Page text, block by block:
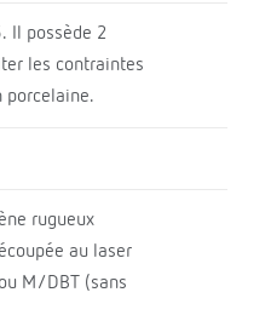
Il possède 2
les contraintes
porcelaine.
rugueux
au laser
M/DBT (sans